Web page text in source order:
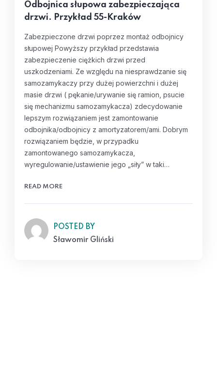
Odbojnica słupowa zabezpieczająca
drzwi. Przykład 55-Kraków
Zabezpieczone drzwi poprzez montaż odbojnicy
słupowej Powyższy przykład przedstawia
zabezpieczenie ciężkich drzwi przed
uszkodzeniami. Ze względu na niesprawdzanie się
samozamykaczy przy dużej powierzchni i dużej
masie drzwi ( pękanie/urywanie się ramion, psucie
się mechanizmu samozamykacza) zdecydowanie
lepszym rozwiązaniem jest zamontowanie
odbojnika/odbojnicy z amortyzatorem/ami. Dobrym
rozwiązaniem będzie, w przypadku
zamontowanego samozamykacza,
wyregulowanie/ustawienie jego „siły” w taki…
READ MORE
POSTED BY
Sławomir Gliński